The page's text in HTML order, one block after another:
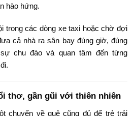
hào hứng.
trong các dòng xe taxi hoặc chờ đợi
cả nhà ra sân bay đúng giờ, đúng
chu đáo và quan tâm đến từng
thơ, gần gũi với thiên nhiên
chuyến về quê cũng đủ để trẻ trải